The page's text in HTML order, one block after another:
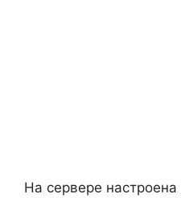
На сервере настроена